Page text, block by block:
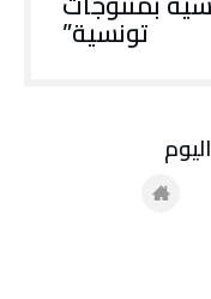
تونسية”